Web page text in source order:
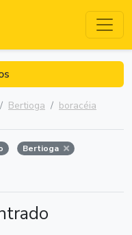
Bertioga boracéia
Bertioga